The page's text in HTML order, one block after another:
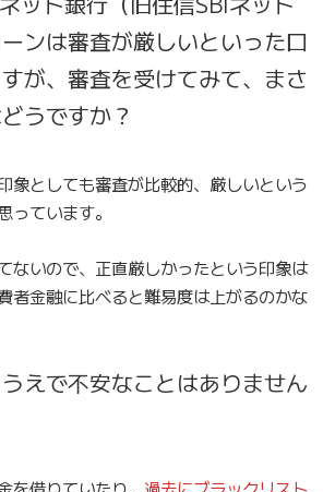
ンは審査が厳しいといった口
が、審査を受けてみて、まさ
うですか？
象としても審査が比較的、厳しいという
っています。
ないので、正直厳しかったという印象は
者金融に比べると難易度は上がるのかな
えで不安なことはありません